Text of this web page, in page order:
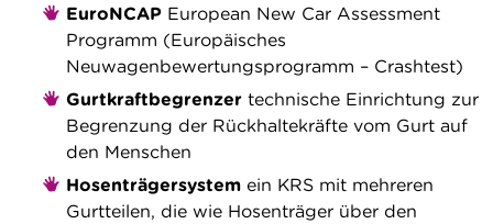
EuroNCAP European New Car Assessment
Programm (Europäisches
Neuwagenbewertungsprogramm – Crashtest)
Gurtkraftbegrenzer technische Einrichtung zur
Begrenzung der Rückhaltekräfte vom Gurt auf
den Menschen
Hosenträgersystem ein KRS mit mehreren
Gurtteilen, die wie Hosenträger über den